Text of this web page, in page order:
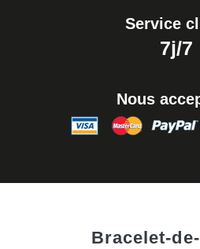
Service
7j/7
Nous
Bracelet-